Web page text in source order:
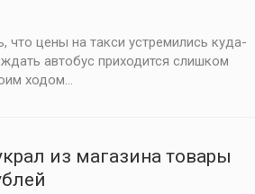
что цены на такси устремились куда-
автобус приходится слишком
ходом...
из магазина товары